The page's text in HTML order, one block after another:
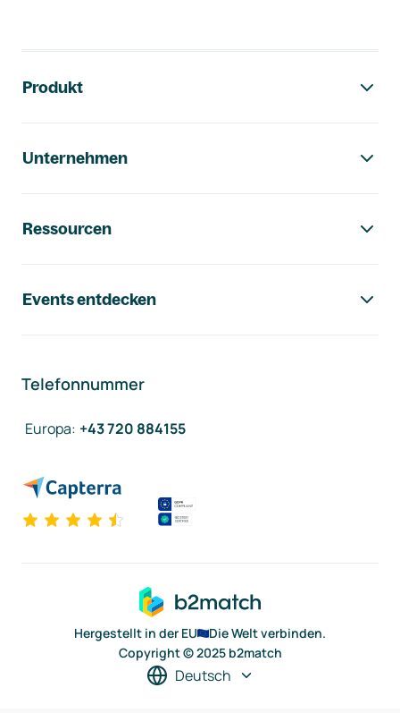
Produkt
Unternehmen
Ressourcen
Events entdecken
Telefonnummer
Europa: +43 720 884155
Hergestellt in der EU
Die Welt verbinden.
Copyright © 2025 b2match
Deutsch